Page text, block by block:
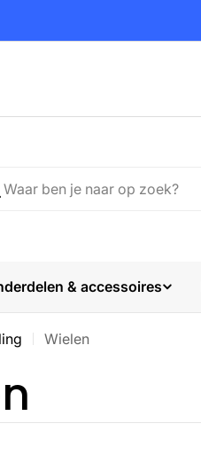
& accessoires
Wielen